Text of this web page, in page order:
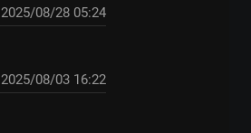
2025/08/28 05:24
2025/08/03 16:22